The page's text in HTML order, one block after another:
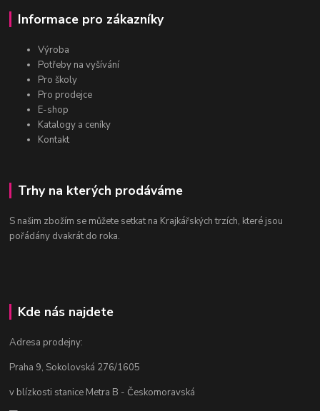
Informace pro zákazníky
Výroba
Potřeby na vyšívání
Pro školy
Pro prodejce
E-shop
Katalogy a ceníky
Kontakt
Trhy na kterých prodáváme
S našim zbožím se můžete setkat na Krajkářských trzích, které jsou
pořádány dvakrát do roka.
Kde nás najdete
Adresa prodejny:
Praha 9, Sokolovská 276/1605
v blízkosti stanice Metra B - Českomoravská